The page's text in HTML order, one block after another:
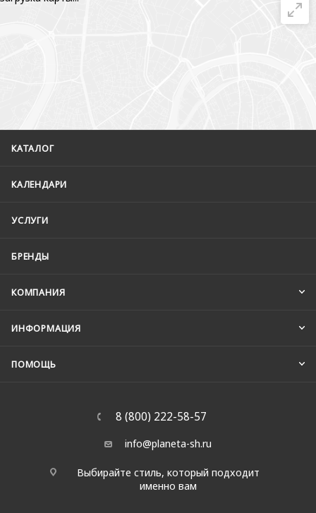
КАТАЛОГ
КАЛЕНДАРИ
УСЛУГИ
БРЕНДЫ
КОМПАНИЯ
ИНФОРМАЦИЯ
ПОМОЩЬ
8 (800) 222-58-57
info@planeta-sh.ru
Выбирайте стиль, который подходит
именно вам